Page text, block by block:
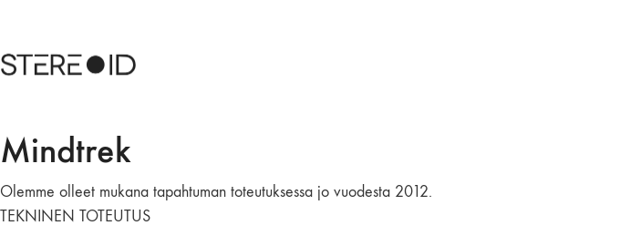
Mindtrek
Olemme olleet mukana tapahtuman toteutuksessa jo vuodesta 2012.
TEKNINEN TOTEUTUS